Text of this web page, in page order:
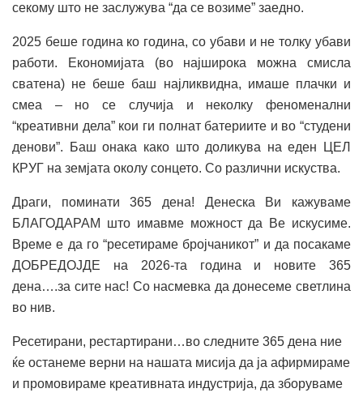
секому што не заслужува “да се возиме” заедно.
2025 беше година ко година, со убави и не толку убави
работи. Економијата (во најширока можна смисла
сватена) не беше баш најликвидна, имаше плачки и
смеа – но се случија и неколку феноменални
“креативни дела” кои ги полнат батериите и во “студени
денови”. Баш онака како што доликува на еден ЦЕЛ
КРУГ на земјата околу сонцето. Со различни искуства.
Драги, поминати 365 дена! Денеска Ви кажуваме
БЛАГОДАРАМ што имавме можност да Ве искусиме.
Време е да го “ресетираме бројчаникот” и да посакаме
ДОБРЕДОЈДЕ на 2026-та година и новите 365
дена….за сите нас! Со насмевка да донесеме светлина
во нив.
Ресетирани, рестартирани…во следните 365 дена ние
ќе останеме верни на нашата мисија да ја афирмираме
и промовираме креативната индустрија, да зборуваме